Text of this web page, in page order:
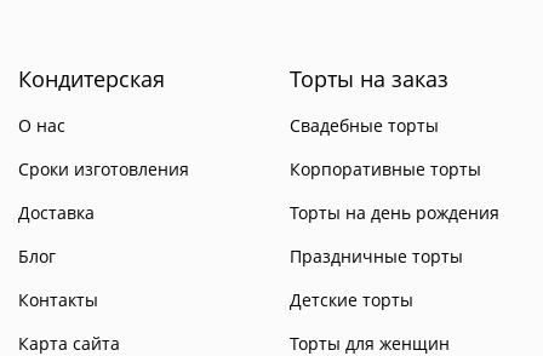
Кондитерская
О нас
Сроки изготовления
Доставка
Блог
Контакты
Карта сайта
Торты на заказ
Свадебные торты
Корпоративные торты
Торты на день рождения
Праздничные торты
Детские торты
Торты для женщин